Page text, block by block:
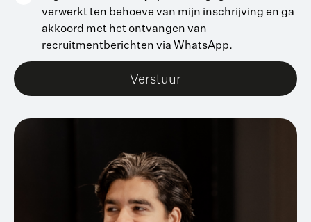
verwerkt ten behoeve van mijn inschrijving en ga
akkoord met het ontvangen van
recruitmentberichten via WhatsApp.
Verstuur